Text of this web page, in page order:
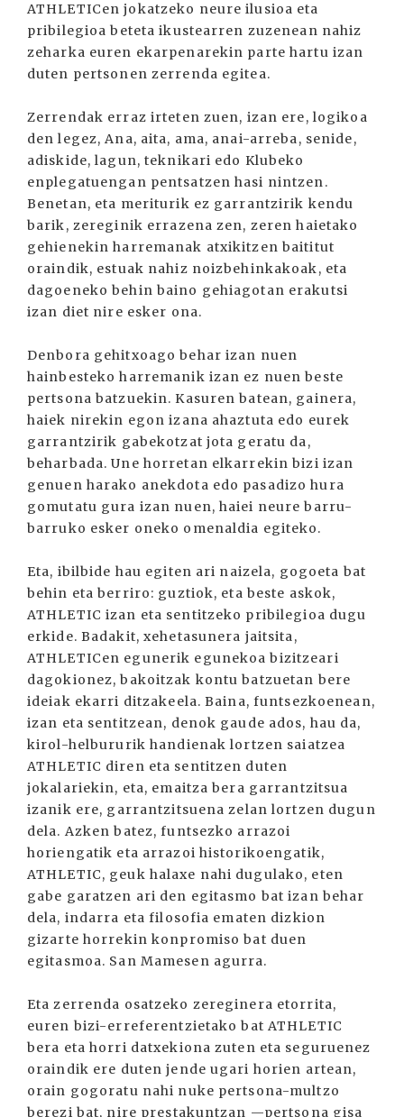
ATHLETICen jokatzeko neure ilusioa eta
pribilegioa beteta ikustearren zuzenean nahiz
zeharka euren ekarpenarekin parte hartu izan
duten pertsonen zerrenda egitea.
Zerrendak erraz irteten zuen, izan ere, logikoa
den legez, Ana, aita, ama, anai-arreba, senide,
adiskide, lagun, teknikari edo Klubeko
enplegatuengan pentsatzen hasi nintzen.
Benetan, eta meriturik ez garrantzirik kendu
barik, zereginik errazena zen, zeren haietako
gehienekin harremanak atxikitzen baititut
oraindik, estuak nahiz noizbehinkakoak, eta
dagoeneko behin baino gehiagotan erakutsi
izan diet nire esker ona.
Denbora gehitxoago behar izan nuen
hainbesteko harremanik izan ez nuen beste
pertsona batzuekin. Kasuren batean, gainera,
haiek nirekin egon izana ahaztuta edo eurek
garrantzirik gabekotzat jota geratu da,
beharbada. Une horretan elkarrekin bizi izan
genuen harako anekdota edo pasadizo hura
gomutatu gura izan nuen, haiei neure barru-
barruko esker oneko omenaldia egiteko.
Eta, ibilbide hau egiten ari naizela, gogoeta bat
behin eta berriro: guztiok, eta beste askok,
ATHLETIC izan eta sentitzeko pribilegioa dugu
erkide. Badakit, xehetasunera jaitsita,
ATHLETICen egunerik egunekoa bizitzeari
dagokionez, bakoitzak kontu batzuetan bere
ideiak ekarri ditzakeela. Baina, funtsezkoenean,
izan eta sentitzean, denok gaude ados, hau da,
kirol-helbururik handienak lortzen saiatzea
ATHLETIC diren eta sentitzen duten
jokalariekin, eta, emaitza bera garrantzitsua
izanik ere, garrantzitsuena zelan lortzen dugun
dela. Azken batez, funtsezko arrazoi
horiengatik eta arrazoi historikoengatik,
ATHLETIC, geuk halaxe nahi dugulako, eten
gabe garatzen ari den egitasmo bat izan behar
dela, indarra eta filosofia ematen dizkion
gizarte horrekin konpromiso bat duen
egitasmoa. San Mamesen agurra.
Eta zerrenda osatzeko zereginera etorrita,
euren bizi-erreferentzietako bat ATHLETIC
bera eta horri datxekiona zuten eta seguruenez
oraindik ere duten jende ugari horien artean,
orain gogoratu nahi nuke pertsona-multzo
berezi bat, nire prestakuntzan —pertsona gisa